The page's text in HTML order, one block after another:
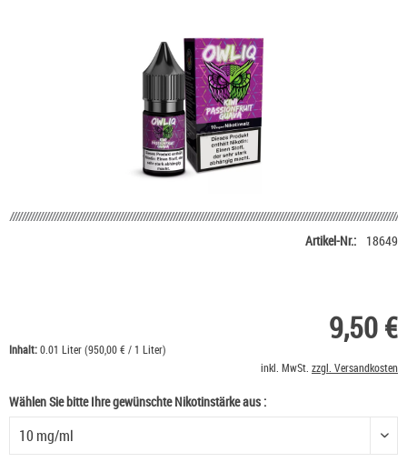
Artikel-Nr.: 18649
9,50 €
Inhalt:0.01 Liter (950,00 € / 1 Liter)
inkl. MwSt. zzgl. Versandkosten
Wählen Sie bitte Ihre gewünschte Nikotinstärke aus :